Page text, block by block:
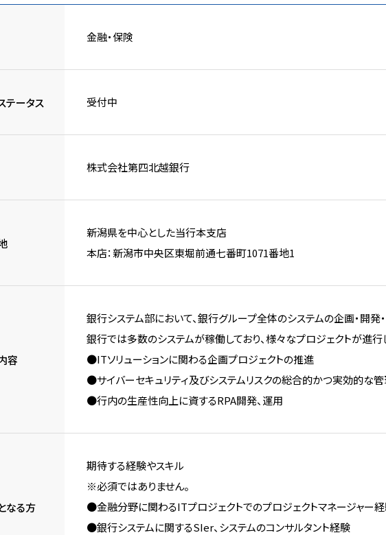
金融・保険
テータス 受付中
株式会社第四北越銀行
新潟県を中心とした当行本支店
本店：新潟市中央区東堀前通七番町1071番地1
容
銀行システム部において、銀行グループ全体のシステムの企画・開発
銀行では多数のシステムが稼働しており、様々なプロジェクトが進行
●ITソリューションに関わる企画プロジェクトの推進
●サイバーセキュリティ及びシステムリスクの総合的かつ実効的な
●行内の生産性向上に資するRPA開発、運用
なる方
期待する経験やスキル
※必須ではありません。
●金融分野に関わるITプロジェクトでのプロジェクトマネージャー
●銀行システムに関するSIer、システムのコンサルタント経験